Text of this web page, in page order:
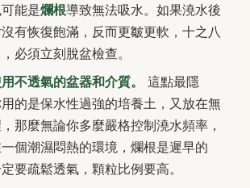
能是爛根導致無法吸水。如果澆水後
有恢復飽滿，反而更皺更軟，十之八
必須立刻脫盆檢查。
不透氣的盆器和介質。
這點最隱
的是保水性過強的培養土，又放在無
那麼無論你多麼嚴格控制澆水頻率，
個潮濕悶熱的環境，爛根是遲早的
要疏鬆透氣，顆粒比例要高。